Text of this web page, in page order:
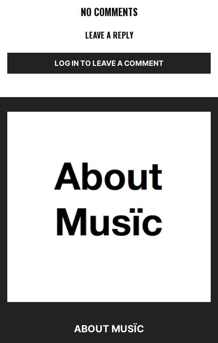
NO COMMENTS
LEAVE A REPLY
LOG IN TO LEAVE A COMMENT
ABOUT MUSÏC